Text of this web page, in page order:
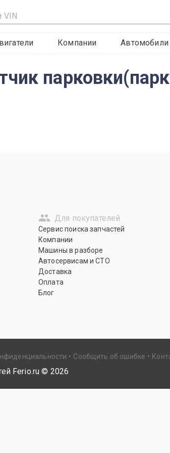
Компании Автомобили
Для покупателей
Сервис поиска запчастей
Компании
Машины в разборе
Автосервисам и СТО
Доставка
Оплата
Блог
Сообщить об ошибке
Ferio.ru © 2026